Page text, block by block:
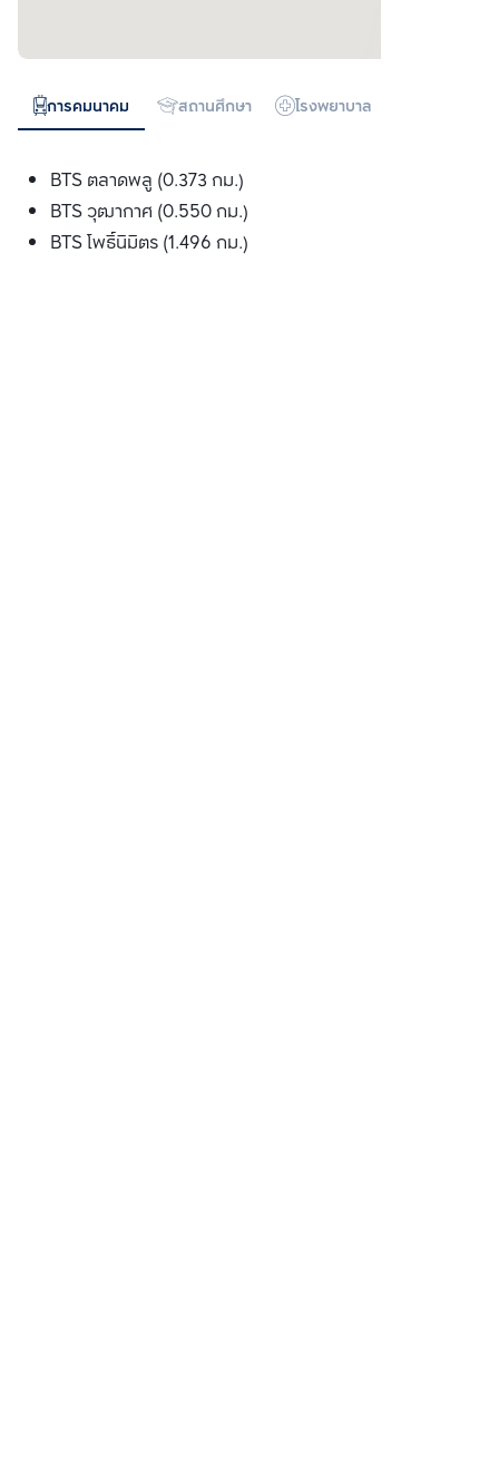
การคมนาคม สถานศึกษา โรงพยาบาล
BTS ตลาดพลู (0.373 กม.)
BTS วุฒากาศ (0.550 กม.)
BTS โพธ์ินิมิตร (1.496 กม.)